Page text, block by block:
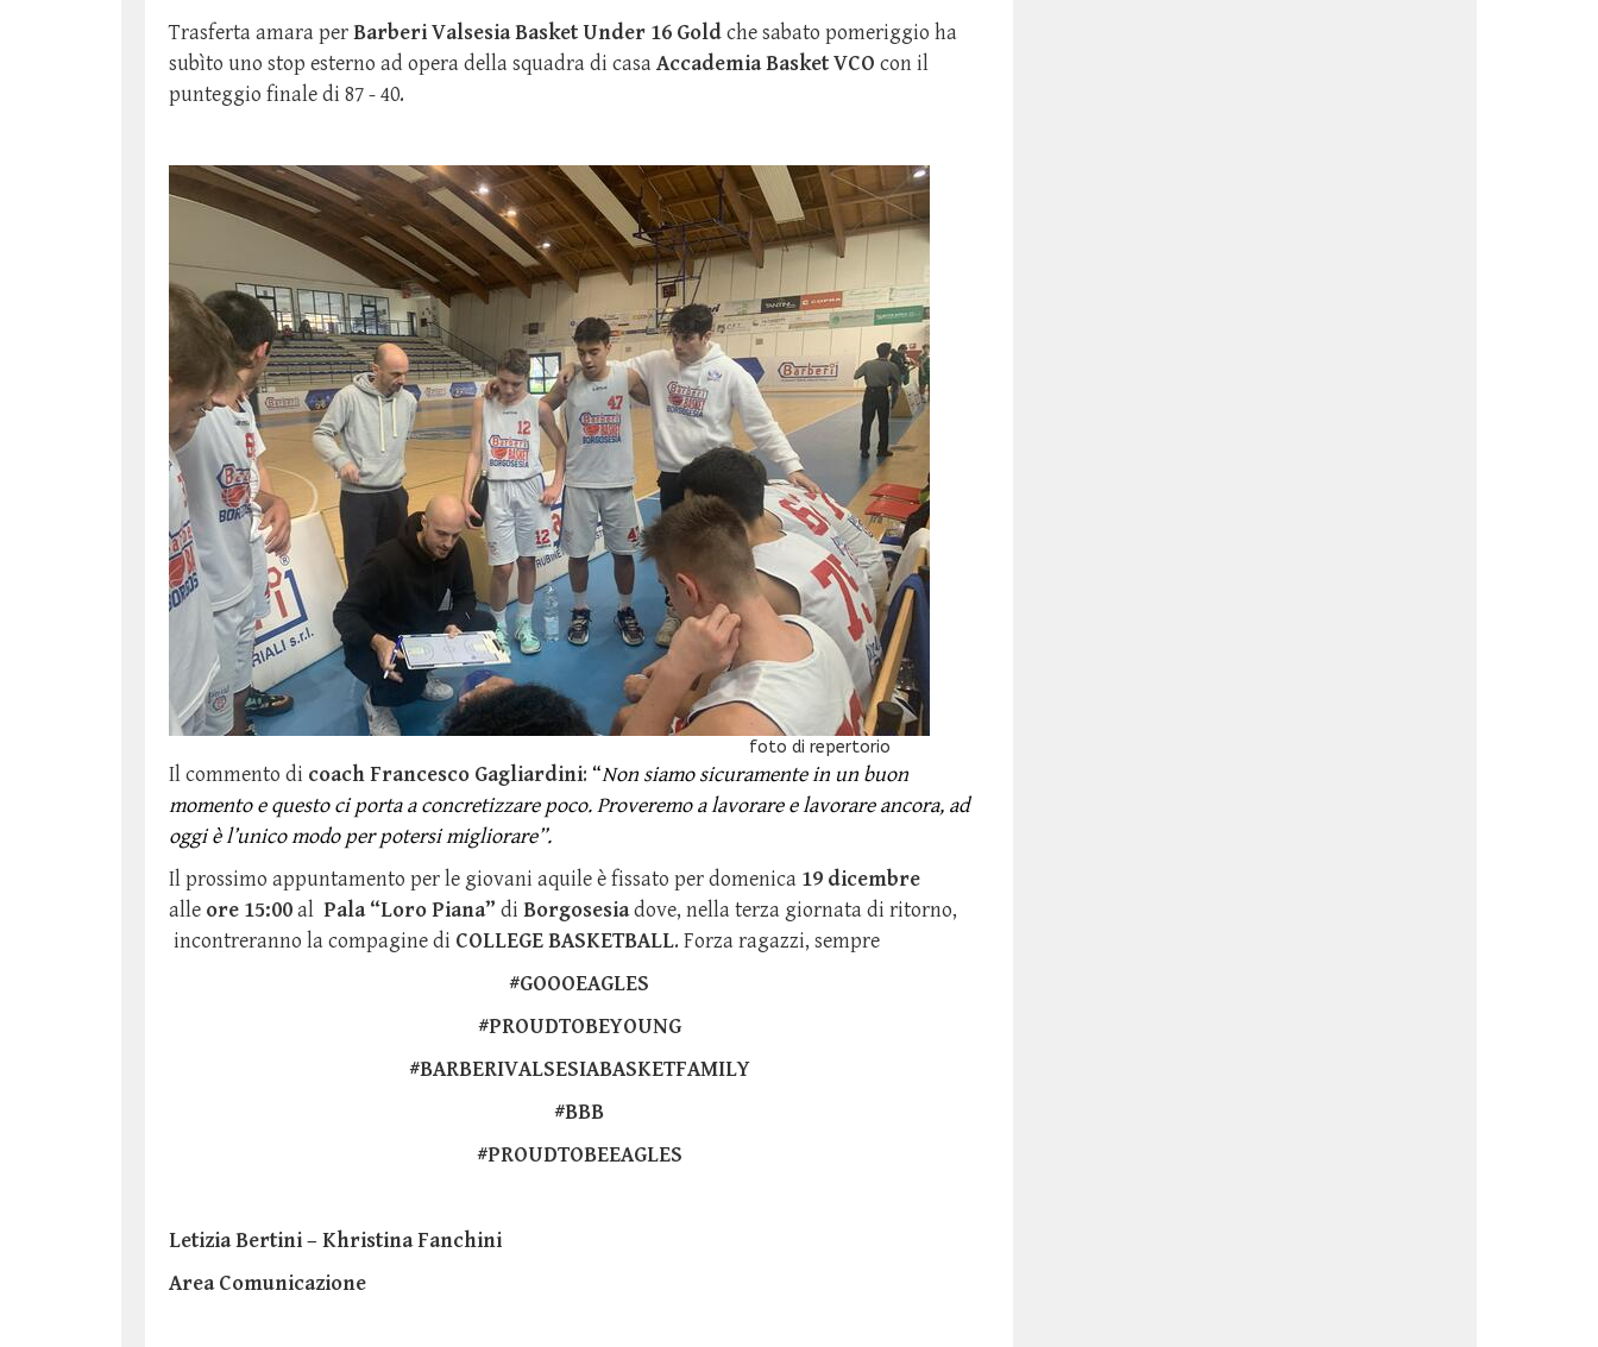
Trasferta amara perBarberi Valsesia Basket Under 16 Goldche sabato pomeriggio ha
subìto uno stop esterno ad opera della squadra di casaAccademia Basket VCO con il
punteggio finale di 87 - 40.
foto di repertorio
Il commento di coach Francesco Gagliardini: “Non siamo sicuramente in un buon
momento e questo ci porta a concretizzare poco. Proveremo a lavorare e lavorare ancora, ad
oggi è l’unico modo per potersi migliorare”.
Il prossimo appuntamento per le giovani aquile è fissato per domenica 19 dicembre
alle ore 15:00al Pala “Loro Piana” di Borgosesiadove, nella terza giornata di ritorno,
incontreranno la compagine di COLLEGE BASKETBALL. Forza ragazzi, sempre
#GOOOEAGLES
#PROUDTOBEYOUNG
#BARBERIVALSESIABASKETFAMILY
#BBB
#PROUDTOBEEAGLES
Letizia Bertini – Khristina Fanchini
Area Comunicazione